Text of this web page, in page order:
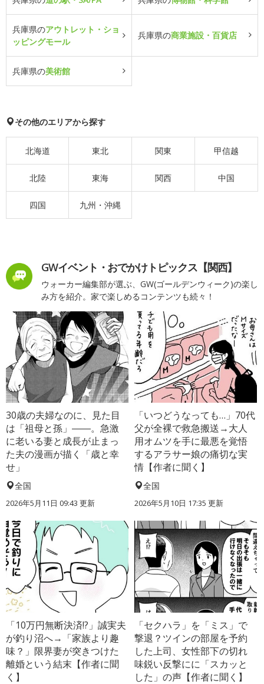
兵庫県のアウトレット・ショ
ッピングモール
兵庫県の商業施設・百貨店
兵庫県の美術館
その他のエリアから探す
北海道 東北 関東 甲信越
北陸 東海 関西 中国
四国 九州・沖縄
GWイベント・おでかけトピックス【関西】
ウォーカー編集部が選ぶ、GW(ゴールデンウィーク)の楽し
み方を紹介。家で楽しめるコンテンツも続々！
30歳の夫婦なのに、見た目
は「祖母と孫」――。急激
に老いる妻と成長が止まっ
た夫の漫画が描く「歳と幸
せ」
全国
2026年5月11日 09:43 更新
「いつどうなっても…」70代
父が全裸で救急搬送→大人
用オムツを手に最悪を覚悟
するアラサー娘の痛切な実
情【作者に聞く】
全国
2026年5月10日 17:35 更新
「10万円無断決済!?」誠実夫
が釣り沼へ→「家族より趣
味？」限界妻が突きつけた
離婚という結末【作者に聞
く】
「セクハラ」を「ミス」で
撃退？ツインの部屋を予約
した上司、女性部下の切れ
味鋭い反撃にに「スカッと
した」の声【作者に聞く】